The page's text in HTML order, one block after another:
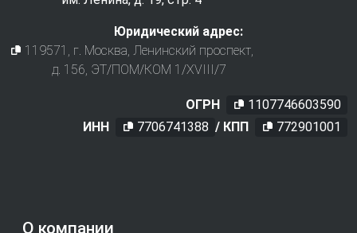
О компании
Юридический адрес:
119571 , г. Москва, Ленинский проспект,
д. 156, ЭТ/ПОМ/КОМ 1/XVIII/7
ОГРН
1107746603590
ИНН
7706741388 / КПП 772901001